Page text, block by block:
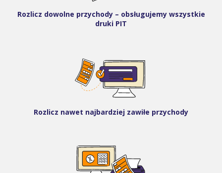
Rozlicz dowolne przychody – obsługujemy wszystkie
druki PIT
Rozlicz nawet najbardziej zawiłe przychody